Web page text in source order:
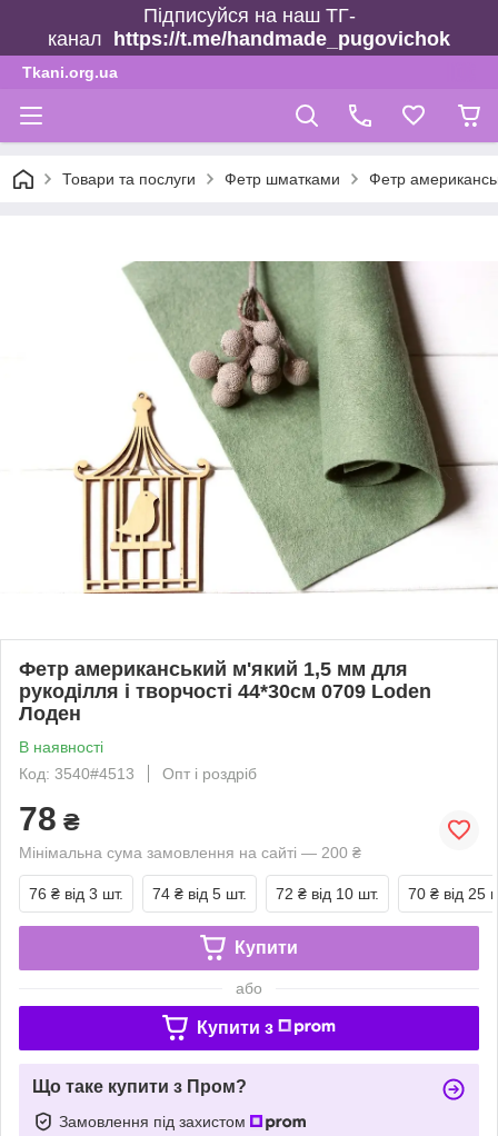
Підписуйся на наш ТГ-
канал
https://t.me/handmade_pugovichok
Tkani.org.ua
Товари та послуги Фетр шматками Фетр
Фетр американський м'який 1,5 мм для
рукоділля і творчості 44*30см 0709 Loden
Лоден
В наявності
Код: 3540#4513
Опт і роздріб
78 ₴
Мінімальна сума замовлення на сайті — 200 ₴
76 ₴ від 3 шт. 74 ₴ від 5 шт. 72 ₴ від 10 шт. 70 ₴ від 25
Купити
або
Купити з
Що таке купити з Пром?
Замовлення під захистом